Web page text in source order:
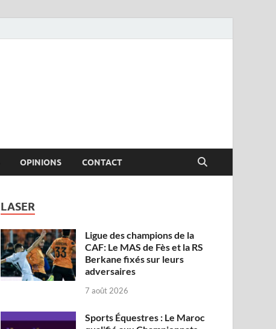
OPINIONS CONTACT
LASER
Ligue des champions de la
CAF: Le MAS de Fès et la RS
Berkane fixés sur leurs
adversaires
7 août 2026
Sports Équestres : Le Maroc